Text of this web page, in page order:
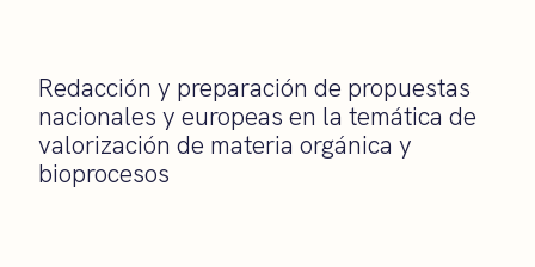
Redacción y preparación de propuestas
nacionales y europeas en la temática de
valorización de materia orgánica y
bioprocesos